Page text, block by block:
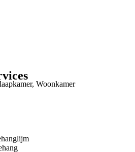
Woonkamer